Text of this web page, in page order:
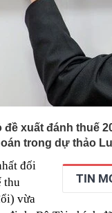
Thông tin mới nhất về
đầu tư hơn 23.000 tỷ đồng
đề xuất đánh thuế
trong dự thảo
TIN
đối
thu
vừa